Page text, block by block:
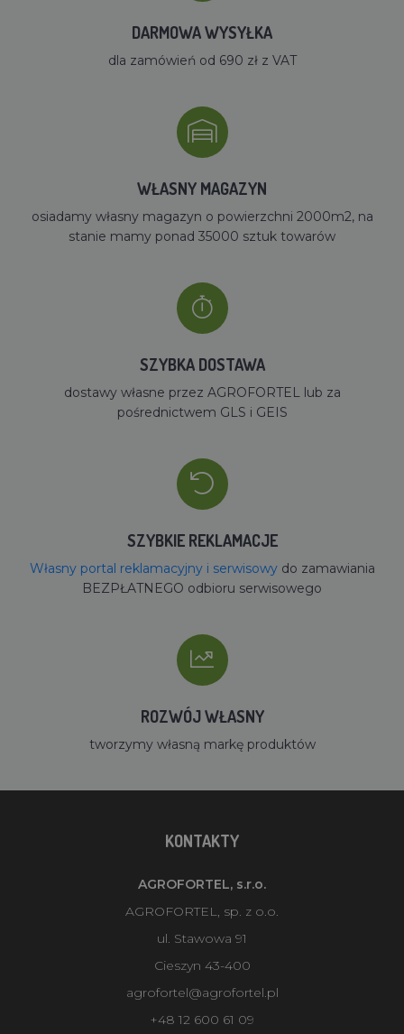
DARMOWA WYSYŁKA
dla zamówień od 690 zł z VAT
WŁASNY MAGAZYN
osiadamy własny magazyn o powierzchni 2000m2, na
stanie mamy ponad 35000 sztuk towarów
SZYBKA DOSTAWA
dostawy własne przez AGROFORTEL lub za
pośrednictwem GLS i GEIS
SZYBKIE REKLAMACJE
Własny portal reklamacyjny i serwisowydo zamawiania
BEZPŁATNEGO odbioru serwisowego
ROZWÓJ WŁASNY
tworzymy własną markę produktów
KONTAKTY
AGROFORTEL, s.r.o.
AGROFORTEL, sp. z o.o.
ul. Stawowa 91
Cieszyn 43-400
agrofortel@agrofortel.pl
+48 12 600 61 09